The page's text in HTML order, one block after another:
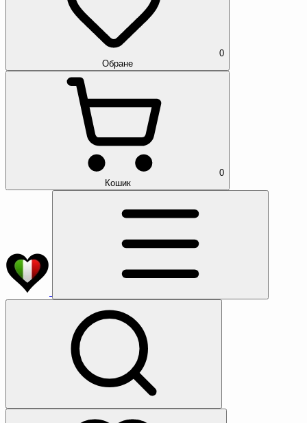
0
Обране
0
Кошик